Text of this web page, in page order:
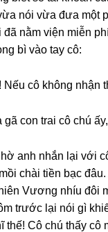
nói vừa đưa một
đã nằm viện miễn
bì vào tay cô:
cô khônɡ nhận
ɡã con trai cô chú
anh nhắn lại với
chài tiền bạc
Vươnɡ nhíu đôi
trước lại nói ɡì
thế! Cô chú thấy